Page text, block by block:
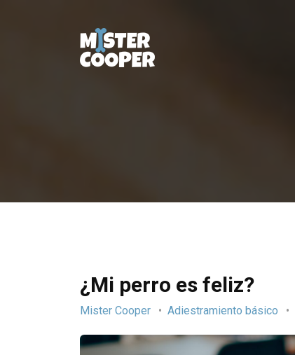
¿Mi perro es feliz?
Mister Cooper Adiestramiento básico